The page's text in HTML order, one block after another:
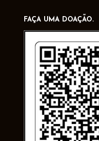
FAÇA UMA DOAÇÃO.